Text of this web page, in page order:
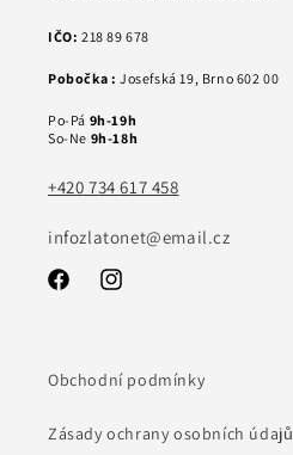
IČO: 218 89 678
Pobočka : Josefská 19, Brno 602 00
Po-Pá 9h-19h
So-Ne 9h-18h
+420 734 617 458
infozlatonet@email.cz
FacebookInstagram
Obchodní podmínky
Zásady ochrany osobních údajů